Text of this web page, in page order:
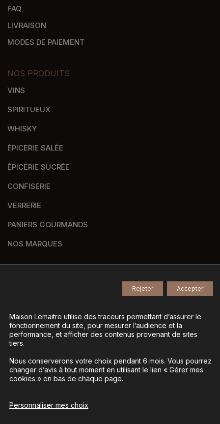
FAQ
LIVRAISON
MODES DE PAIEMENT
NOS PRODUITS
VINS
SPIRITUEUX
WHISKY
ÉPICERIE SALÉE
ÉPICERIE SUCRÉE
CONFISERIE
VERRERIE
PANIERS GOURMANDS
NOS MARQUES
Tous droits réservés -
Mentions légales-
Gestion des données personnelles-
Gérer mes cookies
La vente d’alcool est interdite aux mineurs - L’abus
avec modération
Maison Lemaitre utilise des traceurs permettant d’assurer le
fonctionnement du site, pour mesurer l’audience et la
performance, et afficher des contenus provenant de sites
tiers.
Nous conserverons votre choix pendant 6 mois. Vous pourrez
changer d’avis à tout moment en utilisant le lien « Gérer mes
cookies » en bas de chaque page.
Personnaliser mes choix
Accepter
Rejeter